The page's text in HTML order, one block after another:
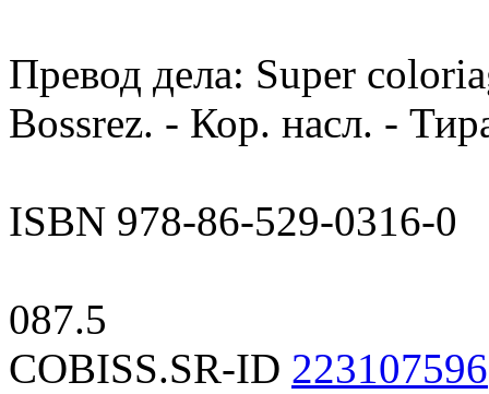
Превод дела: Super
Bossrez. - Кор. насл. -
ISBN 978-86-529-0316-0
087.5
COBISS.SR-ID 223107596